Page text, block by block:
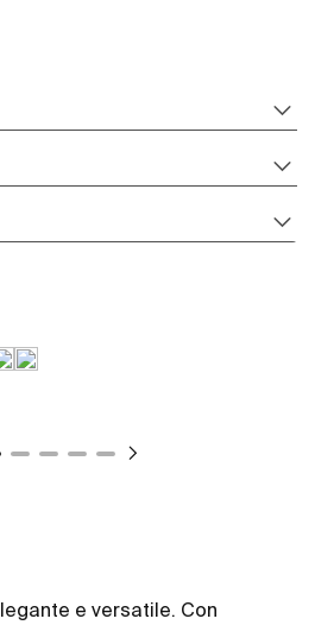
e versatile. Con